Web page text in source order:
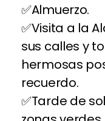
Almuerzo.
Visita a la
sus calles y
hermosas
recuerdo.
Tarde de